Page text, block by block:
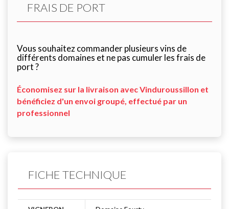
FRAIS DE PORT
Vous souhaitez commander plusieurs vins de
différents domaines et ne pas cumuler les frais de
port ?
Économisez sur la livraison avec Vinduroussillon et
bénéficiez d'un envoi groupé, effectué par un
professionnel
FICHE TECHNIQUE